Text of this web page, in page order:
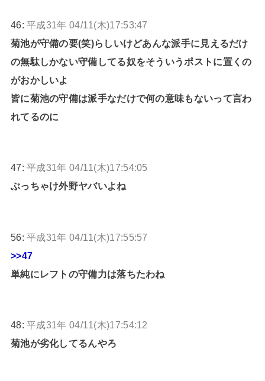
46:平成31年 04/11(木)17:53:47
菊池が守備の要(笑)らしいけどあんな派手に見えるだけ
の無駄しかない守備してる奴をそういうポストに置くの
がおかしいよ
皆に菊池の守備は派手なだけで何の意味もないって言わ
れてるのに
47:平成31年 04/11(木)17:54:05
ぶっちゃけ外野ヤバいよね
56:平成31年 04/11(木)17:55:57
>>47
単純にレフトの守備力は落ちたわね
48:平成31年 04/11(木)17:54:12
菊池が劣化してるんやろ